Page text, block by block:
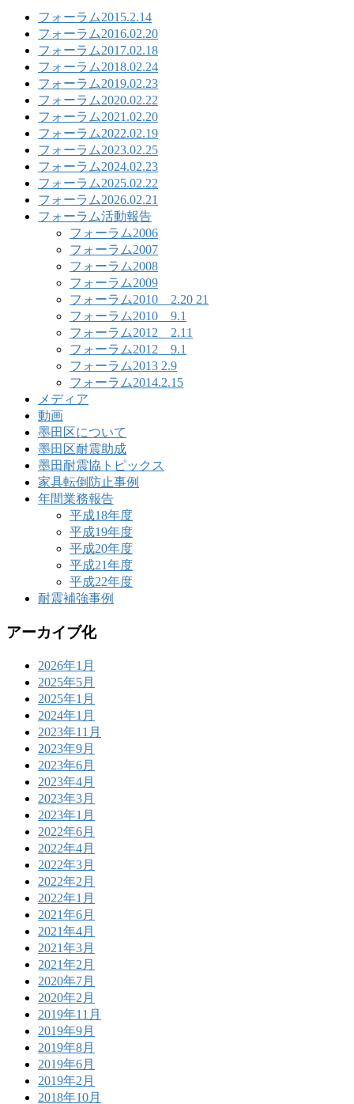
フォーラム2015.2.14
フォーラム2016.02.20
フォーラム2017.02.18
フォーラム2018.02.24
フォーラム2019.02.23
フォーラム2020.02.22
フォーラム2021.02.20
フォーラム2022.02.19
フォーラム2023.02.25
フォーラム2024.02.23
フォーラム2025.02.22
フォーラム2026.02.21
フォーラム活動報告
フォーラム2006
フォーラム2007
フォーラム2008
フォーラム2009
フォーラム2010 2.20 21
フォーラム2010 9.1
フォーラム2012 2.11
フォーラム2012 9.1
フォーラム2013 2.9
フォーラム2014.2.15
メディア
動画
墨田区について
墨田区耐震助成
墨田耐震協トピックス
家具転倒防止事例
年間業務報告
平成18年度
平成19年度
平成20年度
平成21年度
平成22年度
耐震補強事例
アーカイブ化
2026年1月
2025年5月
2025年1月
2024年1月
2023年11月
2023年9月
2023年6月
2023年4月
2023年3月
2023年1月
2022年6月
2022年4月
2022年3月
2022年2月
2022年1月
2021年6月
2021年4月
2021年3月
2021年2月
2020年7月
2020年2月
2019年11月
2019年9月
2019年8月
2019年6月
2019年2月
2018年10月